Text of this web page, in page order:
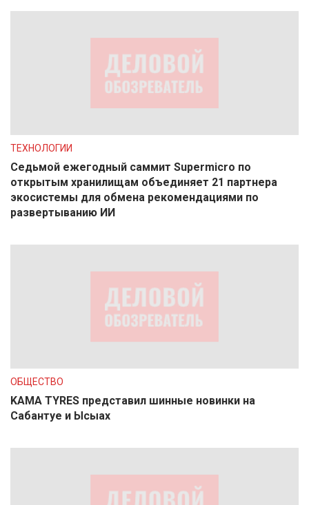
ТЕХНОЛОГИИ
Седьмой ежегодный саммит Supermicro по
открытым хранилищам объединяет 21 партнера
экосистемы для обмена рекомендациями по
развертыванию ИИ
ОБЩЕСТВО
KAMA TYRES представил шинные новинки на
Сабантуе и Ысыах